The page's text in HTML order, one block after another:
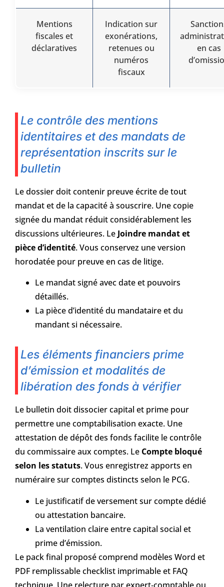
Mentions
fiscales et
déclaratives
Indication sur
exonérations,
retenues ou
numéros
fiscaux
en cas
Le contrôle des mentions
identitaires et des mandats de
représentation inscrits sur le
bulletin
Le dossier doit contenir preuve écrite de tout
mandat et de la capacité à souscrire. Une copie
signée du mandat réduit considérablement les
discussions ultérieures. Le Joindre mandat et
pièce d’identité. Vous conservez une version
horodatée pour preuve en cas de litige.
Le mandat signé avec date et pouvoirs
détaillés.
La pièce d’identité du mandataire et du
mandant si nécessaire.
Les éléments financiers prime
d’émission et modalités de
libération des fonds à vérifier
Le bulletin doit dissocier capital et prime pour
permettre une comptabilisation exacte. Une
attestation de dépôt des fonds facilite le contrôle
du commissaire aux comptes. Le Compte bloqué
selon les statuts. Vous enregistrez apports en
numéraire sur comptes distincts selon le PCG.
Le justificatif de versement sur compte dédié
ou attestation bancaire.
La ventilation claire entre capital social et
prime d’émission.
Le pack final proposé comprend modèles Word et
PDF remplissable checklist imprimable et FAQ
technique. Une relecture par expert‑comptable ou